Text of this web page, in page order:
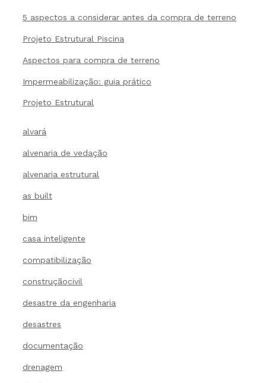
5 aspectos a considerar antes da compra de terreno
Projeto Estrutural Piscina
Aspectos para compra de terreno
Impermeabilização: guia prático
Projeto Estrutural
alvará
alvenaria de vedação
alvenaria estrutural
as built
bim
casa inteligente
compatibilização
construçãocivil
desastre da engenharia
desastres
documentação
drenagem